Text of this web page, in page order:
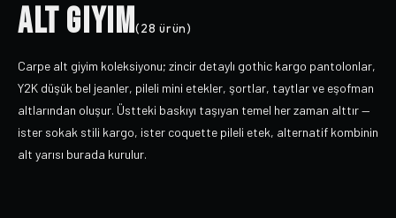
ALT GIYIM(28 ürün)
Carpe alt giyim koleksiyonu; zincir detaylı gothic kargo pantolonlar,
Y2K düşük bel jeanler, pileli mini etekler, şortlar, taytlar ve eşofman
altlarından oluşur. Üstteki baskıyı taşıyan temel her zaman alttır —
ister sokak stili kargo, ister coquette pileli etek, alternatif kombinin
alt yarısı burada kurulur.